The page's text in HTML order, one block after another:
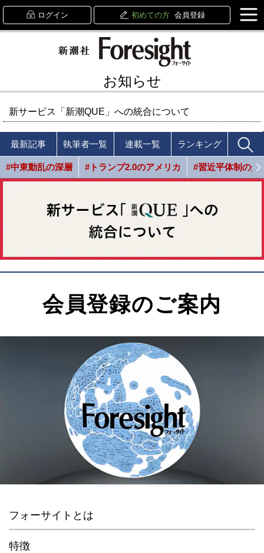
ログイン 初めての方 会員登録
お知らせ
新サービス「新潮QUE」への統合について
最新記事 執筆者一覧 連載一覧 ランキング
#中東動乱の深層 #トランプ2.0のアメリカ #習近平体制の光
会員登録のご案内
フォーサイトとは
特徴